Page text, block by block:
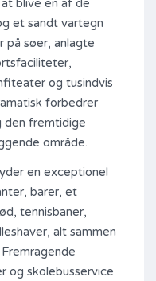
blive en af ​​de
et sandt vartegn
på søer, anlagte
og tusindvis
forbedrer
den fremtidige
område.
en exceptionel
barer, et
tennisbaner,
alt sammen
og skolebusservice